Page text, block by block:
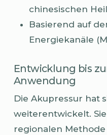
chinesischen
Basierend auf
Energiekanäle
Entwicklung bis
Anwendung
Die Akupressur hat
weiterentwickelt.
regionalen